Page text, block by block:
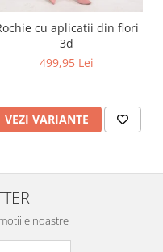
cu aplicatii din flori
3d
499,95 Lei
VEZI VARIANTE
noastre